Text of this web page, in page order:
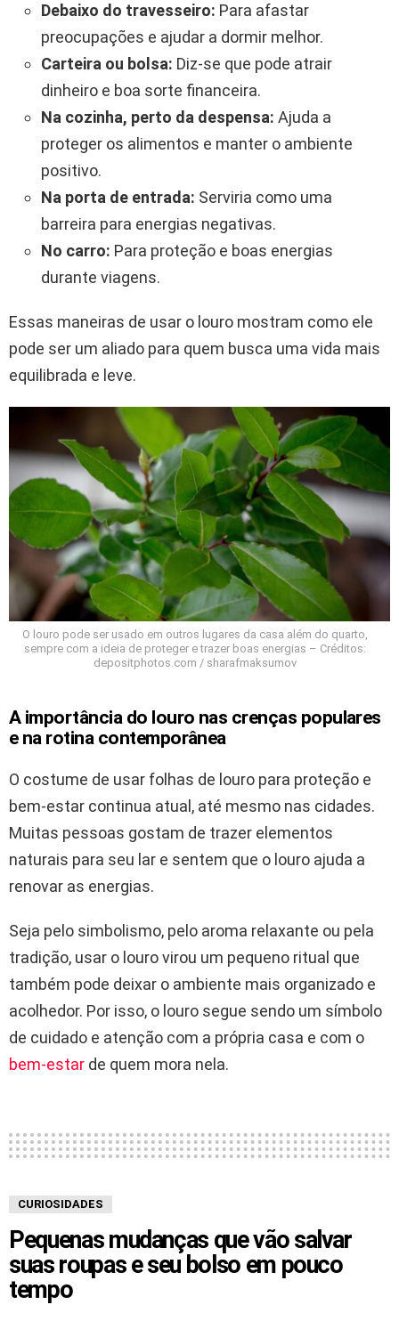
Debaixo do travesseiro: Para afastar
preocupações e ajudar a dormir melhor.
Carteira ou bolsa: Diz-se que pode atrair
dinheiro e boa sorte financeira.
Na cozinha, perto da despensa: Ajuda a
proteger os alimentos e manter o ambiente
positivo.
Na porta de entrada: Serviria como uma
barreira para energias negativas.
No carro: Para proteção e boas energias
durante viagens.
Essas maneiras de usar o louro mostram como ele
pode ser um aliado para quem busca uma vida mais
equilibrada e leve.
O louro pode ser usado em outros lugares da casa além do quarto,
sempre com a ideia de proteger e trazer boas energias – Créditos:
depositphotos.com / sharafmaksumov
A importância do louro nas crenças populares
e na rotina contemporânea
O costume de usar folhas de louro para proteção e
bem-estar continua atual, até mesmo nas cidades.
Muitas pessoas gostam de trazer elementos
naturais para seu lar e sentem que o louro ajuda a
renovar as energias.
Seja pelo simbolismo, pelo aroma relaxante ou pela
tradição, usar o louro virou um pequeno ritual que
também pode deixar o ambiente mais organizado e
acolhedor. Por isso, o louro segue sendo um símbolo
de cuidado e atenção com a própria casa e com o
bem-estar de quem mora nela.
CURIOSIDADES
Pequenas mudanças que vão salvar
suas roupas e seu bolso em pouco
tempo